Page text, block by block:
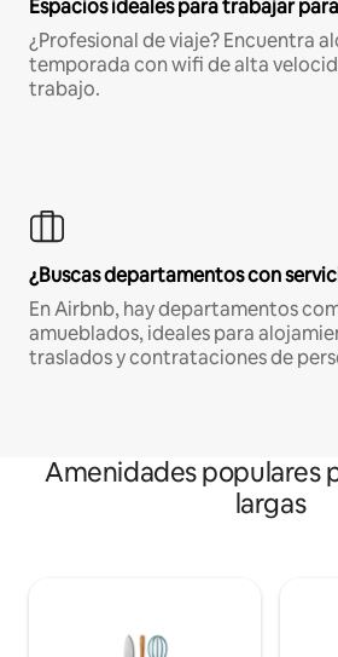
Espacios ideales para trabajar
¿Profesional de viaje? Encuentra
temporada con wifi de alta
trabajo.
¿Buscas departamentos con
En Airbnb, hay departamentos
amueblados, ideales para
traslados y contrataciones de
Amenidades populares
largas